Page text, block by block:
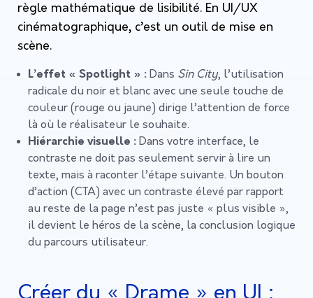
règle mathématique de lisibilité. En UI/UX
cinématographique, c’est un outil de mise en
scène.
L’effet « Spotlight » : Dans Sin City, l’utilisation
radicale du noir et blanc avec une seule touche de
couleur (rouge ou jaune) dirige l’attention de force
là où le réalisateur le souhaite.
Hiérarchie visuelle : Dans votre interface, le
contraste ne doit pas seulement servir à lire un
texte, mais à raconter l’étape suivante. Un bouton
d’action (CTA) avec un contraste élevé par rapport
au reste de la page n’est pas juste « plus visible »,
il devient le héros de la scène, la conclusion logique
du parcours utilisateur.